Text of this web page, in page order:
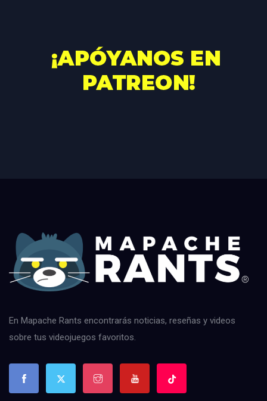
En Mapache Rants encontrarás noticias, reseñas y videos
sobre tus videojuegos favoritos.